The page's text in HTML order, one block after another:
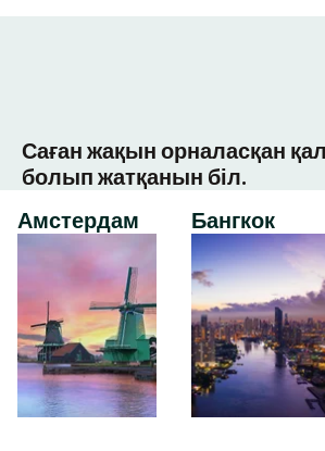
Саған жақын орналасқан
болып жатқанын біл.
Амстердам
Бангкок